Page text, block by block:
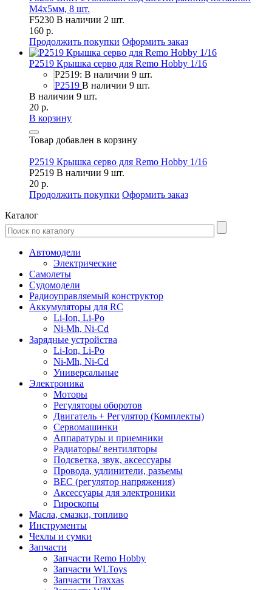
М4х5мм, 8 шт.
F5230 В наличии 2 шт.
160 р.
Продолжить покупки Оформить заказ
P2519 Крышка серво для Remo Hobby 1/16
P2519: В наличии 9 шт.
P2519 В наличии 9 шт.
В наличии 9 шт.
20 р.
В корзину
Товар добавлен в корзину
P2519 Крышка серво для Remo Hobby 1/16
P2519 В наличии 9 шт.
20 р.
Продолжить покупки Оформить заказ
Каталог
Автомодели
Электрические
Самолеты
Судомодели
Радиоуправляемый конструктор
Аккумуляторы для RC
Li-Ion, Li-Po
Ni-Mh, Ni-Cd
Зарядные устройства
Li-Ion, Li-Po
Ni-Mh, Ni-Cd
Универсальные
Электроника
Моторы
Регуляторы оборотов
Двигатель + Регулятор (Комплекты)
Сервомашинки
Аппаратуры и приемники
Радиаторы/ вентиляторы
Подсветка, звук, аксессуары
Провода, удлинители, разъемы
BEC (регулятор напряжения)
Аксессуары для электроники
Гироскопы
Масла, смазки, топливо
Инструменты
Чехлы и сумки
Запчасти
Запчасти Remo Hobby
Запчасти WLToys
Запчасти Traxxas